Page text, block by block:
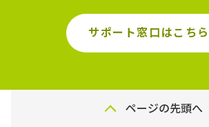
サポート窓口はこちら
ページの先頭へ